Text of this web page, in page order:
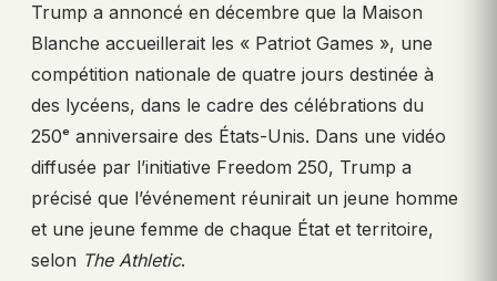
Trump a annoncé en décembre que la Maison
Blanche accueillerait les « Patriot Games », une
compétition nationale de quatre jours destinée à
des lycéens, dans le cadre des célébrations du
250ᵉ anniversaire des États-Unis. Dans une vidéo
diffusée par l’initiative Freedom 250, Trump a
précisé que l’événement réunirait un jeune homme
et une jeune femme de chaque État et territoire,
selon The Athletic.